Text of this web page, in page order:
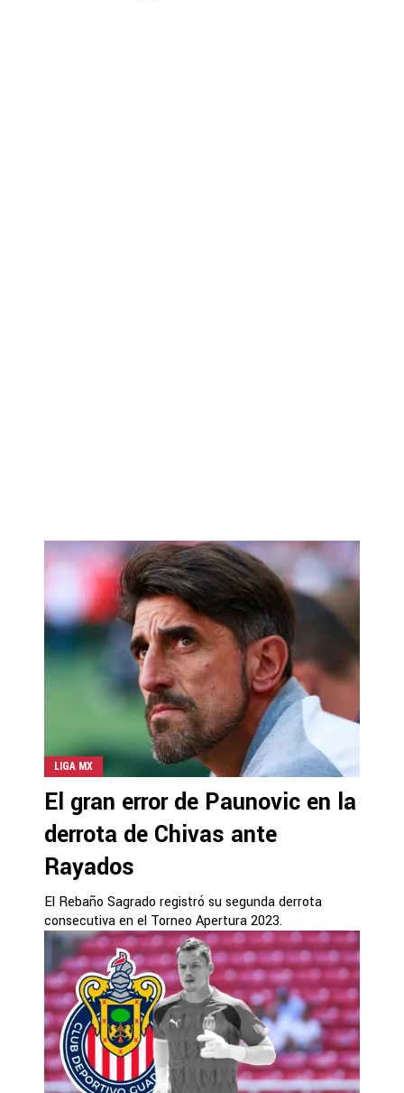
LIGA MX
El gran error de Paunovic en la
derrota de Chivas ante
Rayados
El Rebaño Sagrado registró su segunda derrota
consecutiva en el Torneo Apertura 2023.